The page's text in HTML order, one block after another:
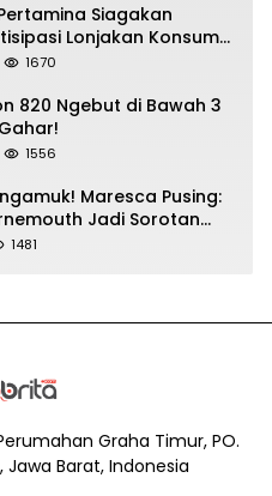
Siagakan
Lonjakan Konsumsi
1670
820 Ngebut di Bawah 3
1556
Maresca Pusing:
Jadi Sorotan
1481
Graha Timur, PO.
Jawa Barat, Indonesia